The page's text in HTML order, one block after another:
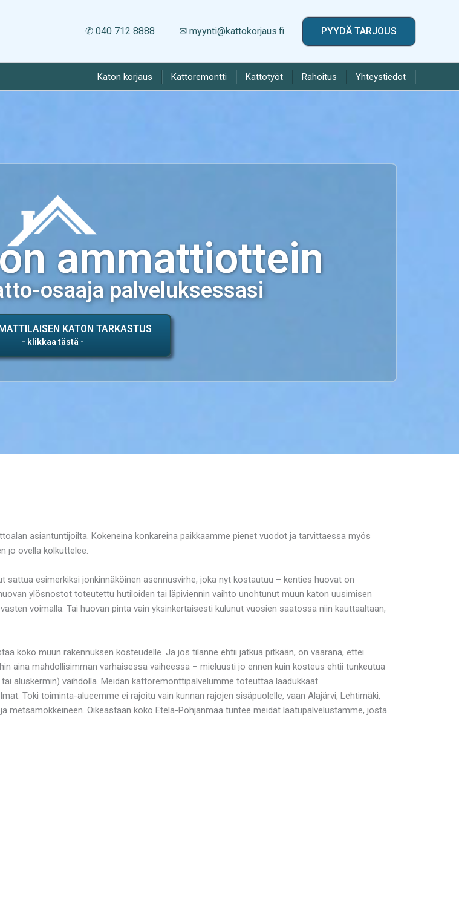
✆ 040 712 8888 ✉ myynti@kattokorjaus.fi PYYDÄ TARJOUS
Katon korjaus Kattoremontti Kattotyöt Rahoitus Yhteystiedot
ammattiottein
osaaja palveluksessasi
KATON TARKASTUS
asiantuntijoilta. Kokeneina konkareina paikkaamme pienet vuodot ja tarvittaessa myös
jo ovella kolkuttelee.
esimerkiksi jonkinnäköinen asennusvirhe, joka nyt kostautuu – kenties huovat on
ylösnostot toteutettu hutiloiden tai läpiviennin vaihto unohtunut muun katon uusimisen
voimalla. Tai huovan pinta vain yksinkertaisesti kulunut vuosien saatossa niin kauttaaltaan,
koko muun rakennuksen kosteudelle. Ja jos tilanne ehtii jatkua pitkään, on vaarana, ettei
aina mahdollisimman varhaisessa vaiheessa – mieluusti jo ennen kuin kosteus ehtii tunkeutua
aluskermin) vaihdolla. Meidän kattoremonttipalvelumme toteuttaa laadukkaat
Toki toiminta-alueemme ei rajoitu vain kunnan rajojen sisäpuolelle, vaan Alajärvi, Lehtimäki,
metsämökkeineen. Oikeastaan koko Etelä-Pohjanmaa tuntee meidät laatupalvelustamme, josta